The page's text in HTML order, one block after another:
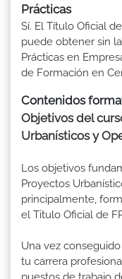
Prácticas
Sí. El Título Oficial
puede obtener sin
Prácticas en
de Formación en
Contenidos
Objetivos del
Urbanísticos y
Los objetivos
Proyectos
principalmente,
el Titulo Oficial de
Una vez
tu carrera